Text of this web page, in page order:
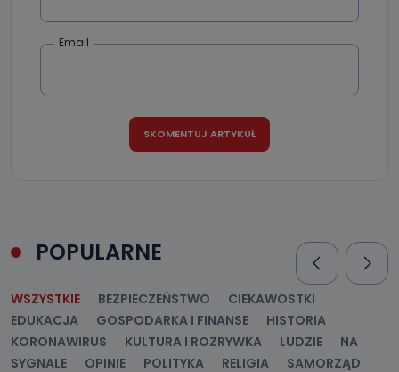
Jak skontaktować się z inspektorem
danych osobowych?
Email
POPULARNE
WSZYSTKIE BEZPIECZEŃSTWO
CIEKAWOSTKI
EDUKACJA
GOSPODARKA I FINANSE
HISTORIA
KORONAWIRUS
KULTURA I ROZRYWKA LUDZIE
NA
SYGNALE
OPINIE POLITYKA RELIGIA
SAMORZĄD